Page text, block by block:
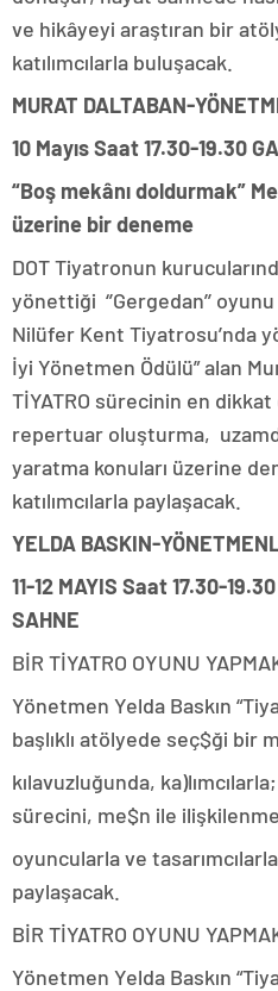
ve hikâyeyi araştıran bir
katılımcılarla buluşacak.
MURAT DALTABAN-
10 Mayıs Saat 17.30-19.30
“Boş mekânı doldurmak”
üzerine bir deneme
DOT Tiyatronun
yönettiği ‘’Gergedan’’
Nilüfer Kent Tiyatrosu’nda
İyi Yönetmen Ödülü” alan
TİYATRO sürecinin en
repertuar oluşturma,
yaratma konuları üzerine
katılımcılarla paylaşacak.
YELDA BASKIN-
11-12 MAYIS Saat 17.30-
SAHNE
BİR TİYATRO OYUNU
Yönetmen Yelda Baskın
başlıklı atölyede seç$ği bir
kılavuzluğunda,
sürecini, me$n ile
oyuncularla ve
paylaşacak.
BİR TİYATRO OYUNU
Yönetmen Yelda Baskın